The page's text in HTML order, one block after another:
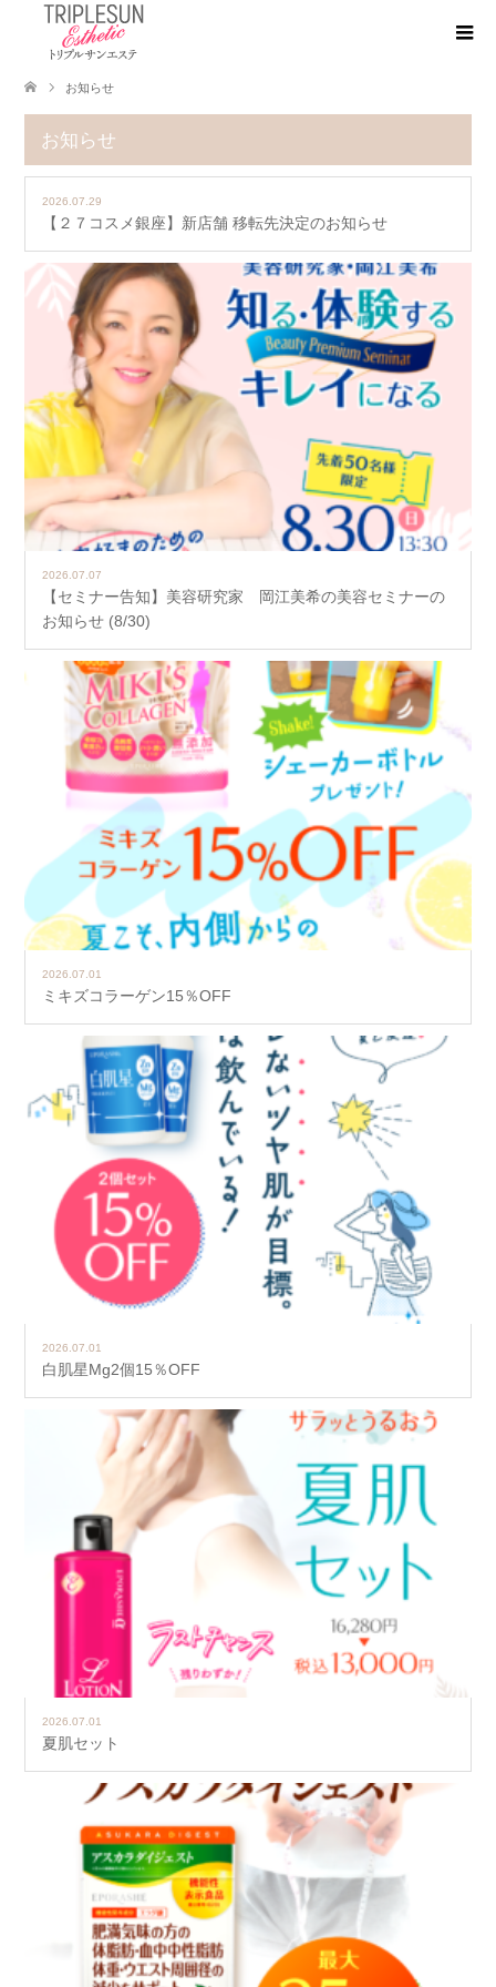
お知らせ
お知らせ
2026.07.29
【２７コスメ銀座】新店舗 移転先決定のお知らせ
2026.07.07
【セミナー告知】美容研究家 岡江美希の美容セミナーの
お知らせ (8/30)
2026.07.01
ミキズコラーゲン15％OFF
2026.07.01
白肌星Mg2個15％OFF
2026.07.01
夏肌セット